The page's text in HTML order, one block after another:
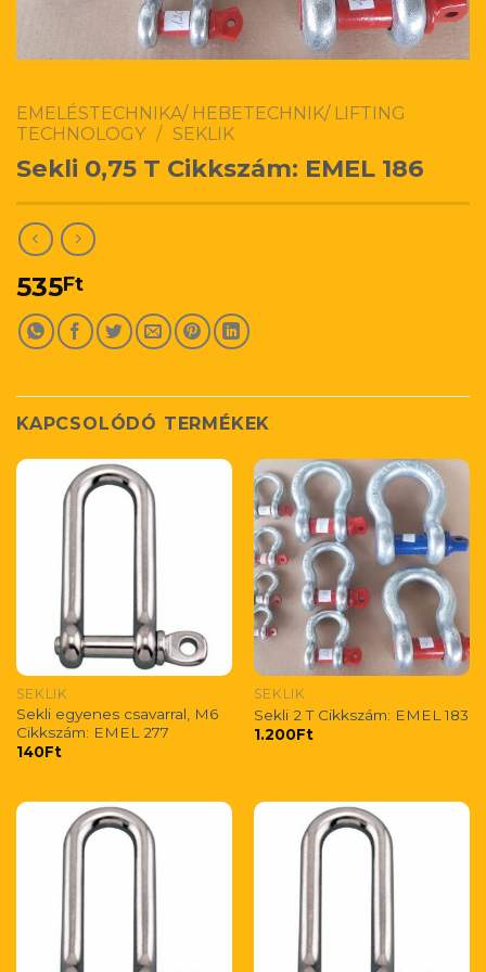
EMELÉSTECHNIKA/ HEBETECHNIK/ LIFTING
TECHNOLOGY / SEKLIK
Sekli 0,75 T Cikkszám: EMEL 186
535Ft
KAPCSOLÓDÓ TERMÉKEK
SEKLIK
Sekli egyenes csavarral, M6
Cikkszám: EMEL 277
140Ft
SEKLIK
Sekli 2 T Cikkszám: EMEL 183
1.200Ft